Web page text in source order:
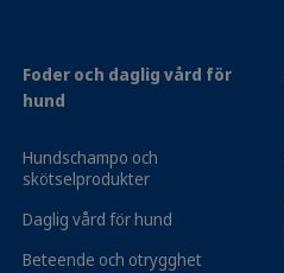
Foder och daglig vård för
hund
Hundschampo och
skötselprodukter
Daglig vård för hund
Beteende och otrygghet